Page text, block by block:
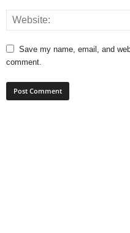
Save my name, email, and
comment.